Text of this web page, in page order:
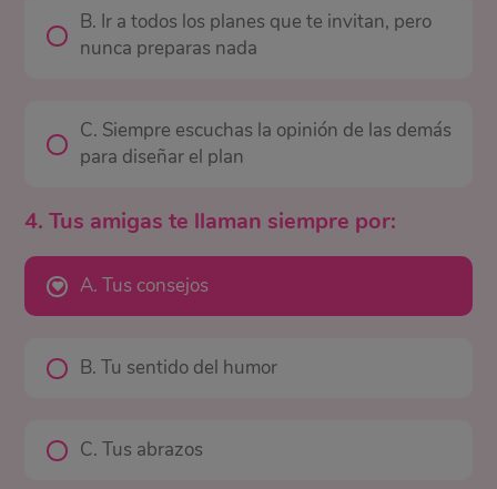
B. Ir a todos los planes que te invitan, pero
nunca preparas nada
C. Siempre escuchas la opinión de las demás
para diseñar el plan
4. Tus amigas te llaman siempre por:
A. Tus consejos
B. Tu sentido del humor
C. Tus abrazos